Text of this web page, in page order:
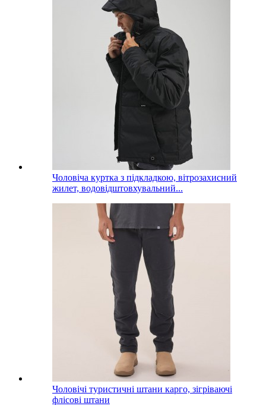
Чоловіча куртка з підкладкою, вітрозахисний
жилет, водовідштовхувальний...
Чоловічі туристичні штани карго, зігріваючі
флісові штани